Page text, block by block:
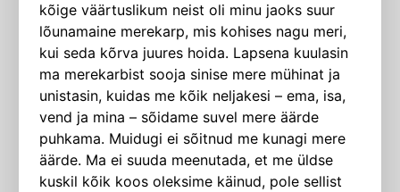
kõige väärtuslikum neist oli minu jaoks suur
lõunamaine merekarp, mis kohises nagu meri,
kui seda kõrva juures hoida. Lapsena kuulasin
ma merekarbist sooja sinise mere mühinat ja
unistasin, kuidas me kõik neljakesi – ema, isa,
vend ja mina – sõidame suvel mere äärde
puhkama. Muidugi ei sõitnud me kunagi mere
äärde. Ma ei suuda meenutada, et me üldse
kuskil kõik koos oleksime käinud, pole sellist